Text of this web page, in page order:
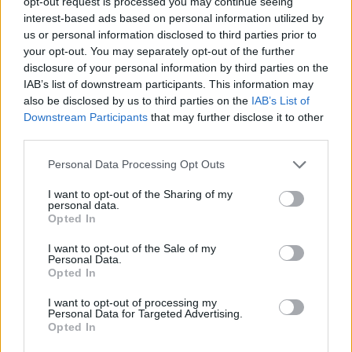
interest-based ads based on personal information utilized by
us or personal information disclosed to third parties prior to
your opt-out. You may separately opt-out of the further
disclosure of your personal information by third parties on the
IAB’s list of downstream participants. This information may
also be disclosed by us to third parties on the IAB’s List of
Downstream Participants that may further disclose it to other
Please note that this website/app uses one or more Google
not limited to your visit or usage behaviour. You may click to
grant or deny consent to Google and its third-party tags to
use your data for below specified purposes in below Google
consent section.
Personal Data Processing Opt Outs
I want to opt-out of the Sharing of my
personal data.
Opted In
I want to opt-out of the Sale of my
Personal Data.
Opted In
I want to opt-out of processing my
Personal Data for Targeted Advertising.
Opted In
közpénzből! – az önkormányzat az azt
megfogalmazó budajenői ügyvédi irodának…
Mert kérem tisztelettel, az egy dolog, hogy a
polgármester úr saját kezűleg tud zászlót kitűzni,
ahhoz nem kell túl sok ész. Az is egy dolog, hogy
szinténsaját kezűleg tud furán bezárt iskolát
nehezebb dolog megfelelő jogászt találni ahhoz,
hogy megalapozatlan követeléseit legalább
megfelelő formába öntse. Ez most nem jött össze.
teremtette nekünk ezt a zászlólengető
beadványírattatót…
(Azért a testületi ülésről készült fénykép is sok